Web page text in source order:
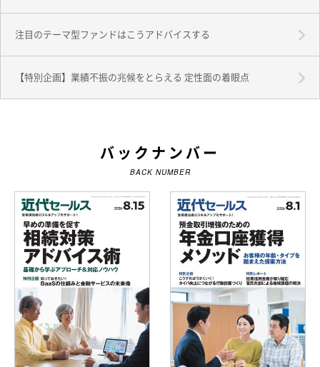
注目のテーマ型ファンドはこうアドバイスする
【特別企画】業績不振の兆候をとらえる 定性面の着眼点
バックナンバー
BACK NUMBER